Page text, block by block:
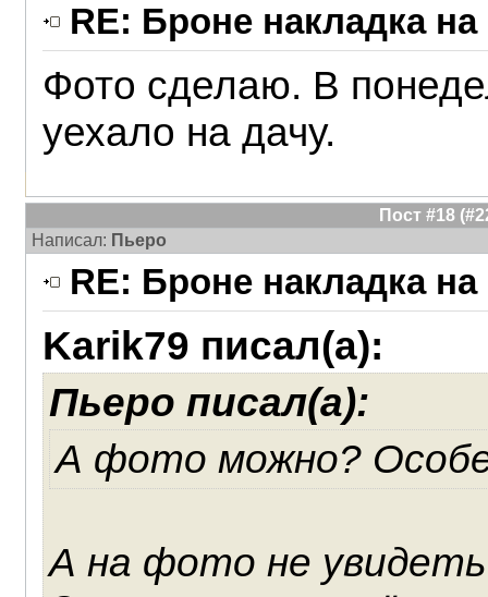
RE: Броне накладка
Фото сделаю. В
уехало на дачу.
Пост #18
Написал: Пьеро
RE: Броне накладка
Karik79 писал(а):
Пьеро писал(а):
А фото можно?
А на фото не